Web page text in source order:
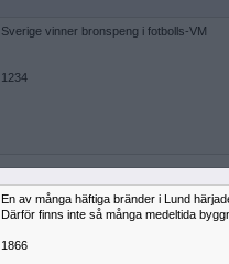
Sverige vinner bronspeng i fotbolls-VM
1234
En av många häftiga bränder i Lund
Därför finns inte så många medeltida
1866